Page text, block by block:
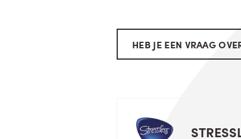
HEB JE EEN VRAAG